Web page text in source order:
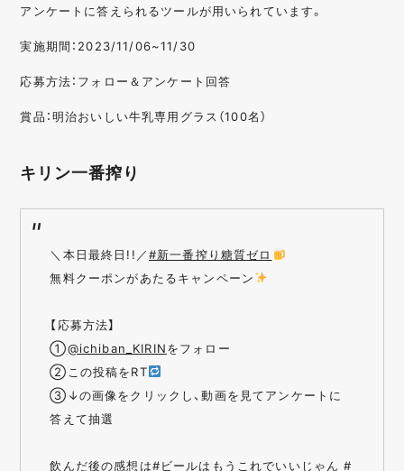
アンケートに答えられるツールが用いられています。
実施期間：2023/11/06~11/30
応募方法：フォロー＆アンケート回答
賞品：明治おいしい牛乳専用グラス（100名）
キリン一番搾り
＼本日最終日!!／#新一番搾り糖質ゼロ
無料クーポンがあたるキャンペーン
【応募方法】
①@ichiban_KIRINをフォロー
②この投稿をRT
③↓の画像をクリックし、動画を見てアンケートに
答えて抽選
飲んだ後の感想は#ビールはもうこれでいいじゃん #